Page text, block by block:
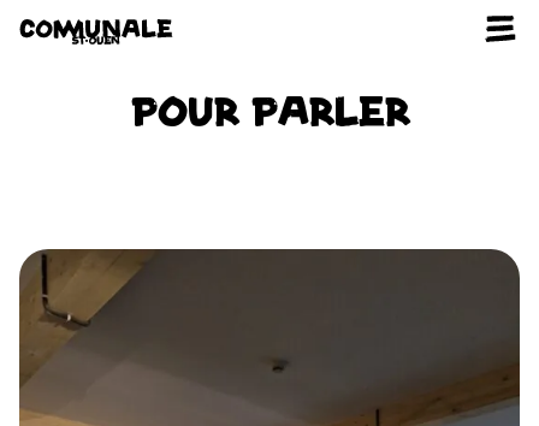
Aller au contenu
POUR PARLER